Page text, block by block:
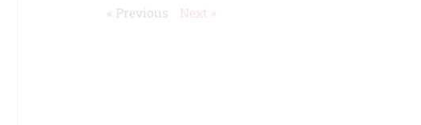
« Previous Next »